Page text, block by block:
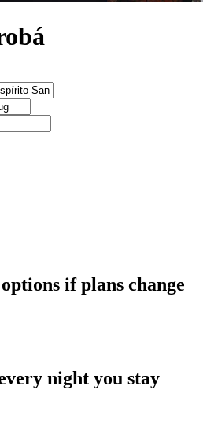
if plans change
night you stay